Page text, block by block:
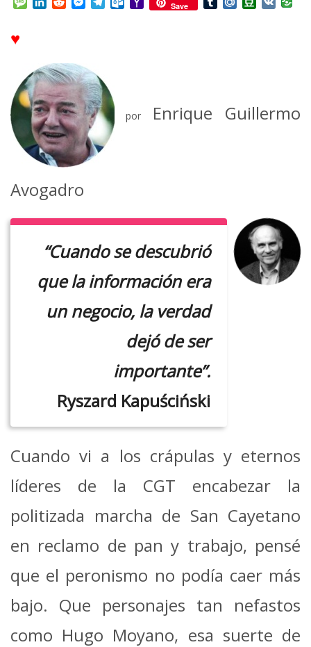
Mail
Save
♥
por Enrique Guillermo
Avogadro
“Cuando se descubrió
que la información era
un negocio, la verdad
dejó de ser
importante”.
Ryszard Kapuściński
Cuando vi a los crápulas y eternos
líderes de la CGT encabezar la
politizada marcha de San Cayetano
en reclamo de pan y trabajo, pensé
que el peronismo no podía caer más
bajo. Que personajes tan nefastos
como Hugo Moyano, esa suerte de